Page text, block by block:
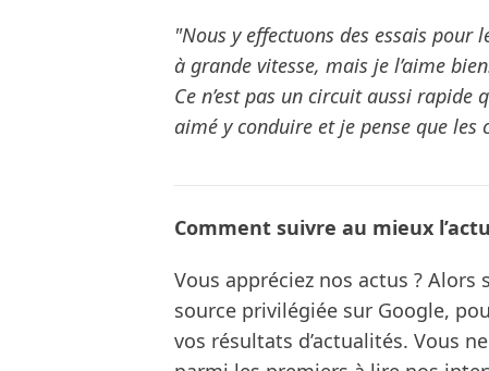
"Nous y effectuons des essais pour
à grande vitesse, mais je l’aime
Ce n’est pas un circuit aussi rapide
aimé y conduire et je pense que les
Comment suivre au mieux
Vous appréciez nos actus ?
source privilégiée sur Google,
vos résultats d’actualités. Vous